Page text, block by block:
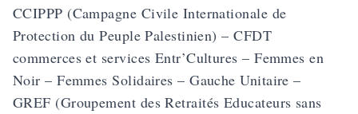
CCIPPP (Campagne Civile Internationale de
Protection du Peuple Palestinien) – CFDT
commerces et services Entr’Cultures – Femmes en
Noir – Femmes Solidaires – Gauche Unitaire –
GREF (Groupement des Retraités Educateurs sans